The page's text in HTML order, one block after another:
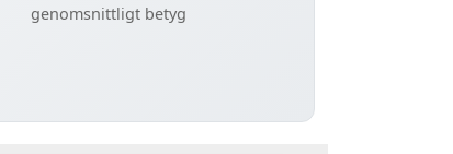
genomsnittligt betyg